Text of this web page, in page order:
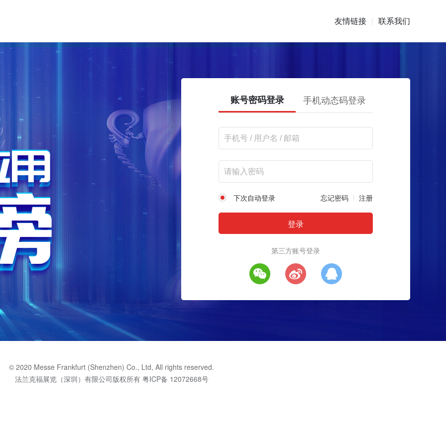
友情链接 | 联系我们
账号密码登录 手机动态码登录
下次自动登录 忘记密码 注册
第三方账号登录
© 2020 Messe Frankfurt (Shenzhen) Co., Ltd, All rights reserved.
法兰克福展览（深圳）有限公司版权所有 粤ICP备 12072668号